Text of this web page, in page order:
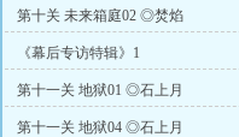
第十关 未来箱庭02 ◎焚焰
《幕后专访特辑》1
第十一关 地狱01 ◎石上月
第十一关 地狱04 ◎石上月